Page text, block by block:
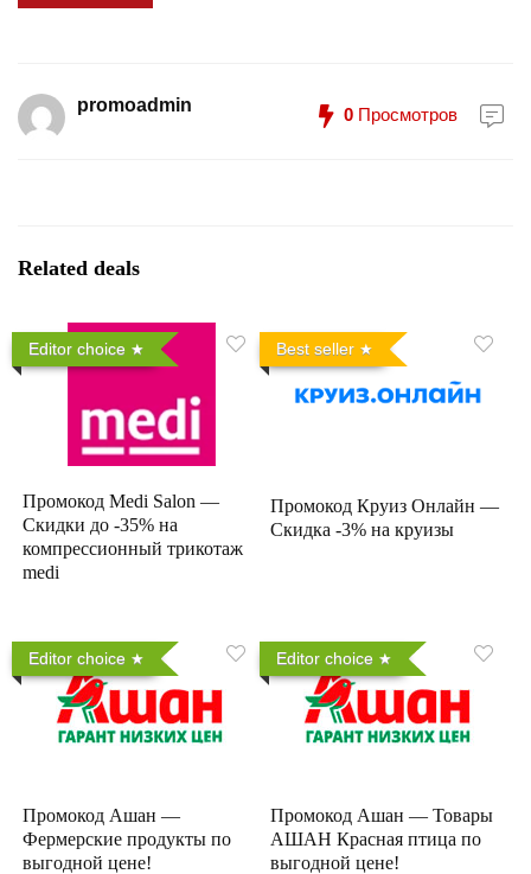
promoadmin 0 Просмотров
Related deals
Editor choice
Промокод Medi Salon —
Скидки до -35% на
компрессионный трикотаж
medi
Best seller
Промокод Круиз Онлайн —
Скидка -3% на круизы
Editor choice
Промокод Ашан —
Фермерские продукты по
выгодной цене!
Editor choice
Промокод Ашан — Товары
АШАН Красная птица по
выгодной цене!